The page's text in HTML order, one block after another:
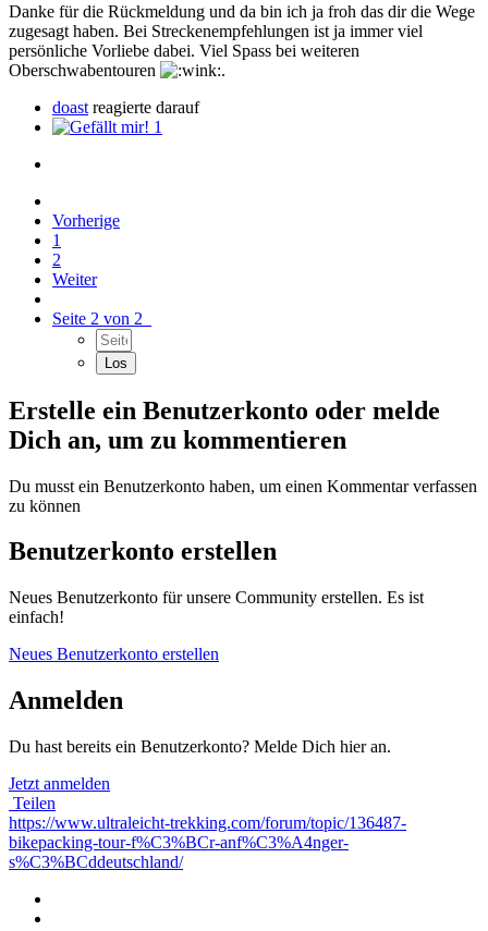
Danke für die Rückmeldung und da bin ich ja froh das dir die Wege
zugesagt haben. Bei Streckenempfehlungen ist ja immer viel
persönliche Vorliebe dabei. Viel Spass bei weiteren
Oberschwabentouren
.
doast reagierte darauf
1
Vorherige
1
2
Weiter
Seite 2 von 2
Erstelle ein Benutzerkonto oder melde
Dich an, um zu kommentieren
Du musst ein Benutzerkonto haben, um einen Kommentar verfassen
zu können
Benutzerkonto erstellen
Neues Benutzerkonto für unsere Community erstellen. Es ist
einfach!
Neues Benutzerkonto erstellen
Anmelden
Du hast bereits ein Benutzerkonto? Melde Dich hier an.
Jetzt anmelden
Teilen
https://www.ultraleicht-trekking.com/forum/topic/136487-
bikepacking-tour-f%C3%BCr-anf%C3%A4nger-
s%C3%BCddeutschland/